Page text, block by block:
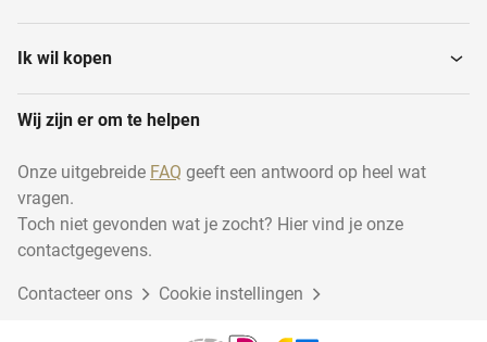
Ik wil kopen
Wij zijn er om te helpen
Onze uitgebreide FAQ geeft een antwoord op heel wat
vragen.
Toch niet gevonden wat je zocht? Hier vind je onze
contactgegevens.
Contacteer ons Cookie instellingen